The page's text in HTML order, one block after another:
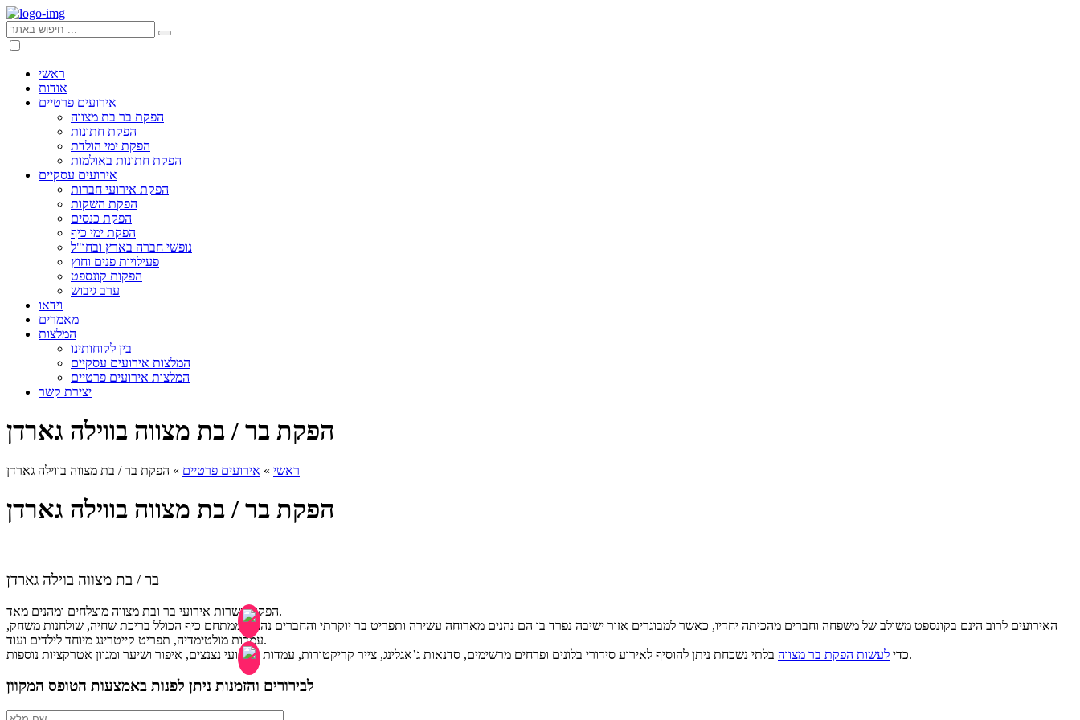
ראשי
אודות
אירועים פרטיים
הפקת בר בת מצווה
הפקת חתונות
הפקת ימי הולדת
הפקת חתונות באולמות
אירועים עסקיים
הפקת אירועי חברות
הפקת השקות
הפקת כנסים
הפקת ימי כיף
נופשי חברה בארץ ובחו"ל
פעילויות פנים וחוץ
הפקות קונספט
ערב גיבוש
וידאו
מאמרים
המלצות
בין לקוחותינו
המלצות אירועים עסקיים
המלצות אירועים פרטיים
יצירת קשר
הפקת בר / בת מצווה בווילה גארדן
ראשי » אירועים פרטיים » הפקת בר / בת מצווה בווילה גארדן
הפקת בר / בת מצווה בווילה גארדן
בר / בת מצווה בוילה גארדן
הפקנו עשרות אירועי בר ובת מצווה מוצלחים ומהנים מאד.
האירועים לרוב הינם בקונספט משולב של משפחה וחברים מהכיתה יחדיו, כאשר למבוגרים אזור ישיבה נפרד בו הם נהנים מארוחה עשירה ותפריט בר יוקרתי והחברים נהנים ממתחם כיף הכולל בריכת שחיה, שולחנות משחק,
עמדות מולטימדיה, תפריט קייטרינג מיוחד לילדים ועוד.
כדי לעשות הפקת בר מצווה בלתי נשכחת ניתן להוסיף לאירוע סידורי בלונים ופרחים מרשימים, סדנאות ג’אגלינג, צייר קריקטורות, עמדות קעקועי נצנצים, איפור ושיער ומגוון אטרקציות נוספות.
לבירורים והזמנות ניתן לפנות באמצעות הטופס המקוון